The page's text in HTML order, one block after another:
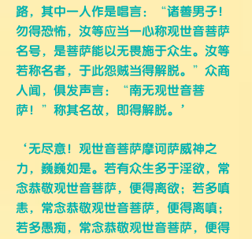
路，其中一人作是唱言：“诸善男子！
勿得恐怖，汝等应当一心称观世音菩萨
名号，是菩萨能以无畏施于众生。汝等
若称名者，于此怨贼当得解脱。”众商
人闻，俱发声言：“南无观世音菩
萨！”称其名故，即得解脱。’
‘无尽意！观世音菩萨摩诃萨威神之
力，巍巍如是。若有众生多于淫欲，常
念恭敬观世音菩萨，便得离欲；若多嗔
恚，常念恭敬观世音菩萨，便得离嗔；
若多愚痴，常念恭敬观世音菩萨，便得